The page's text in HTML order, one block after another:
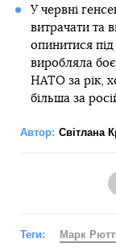
У червні
витрачати та
опинитися
виробляла
НАТО за рік,
більша за
Автор: Світлана
Теги: Марк